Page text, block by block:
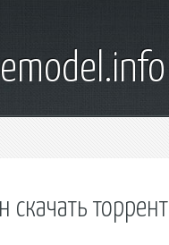
торрент